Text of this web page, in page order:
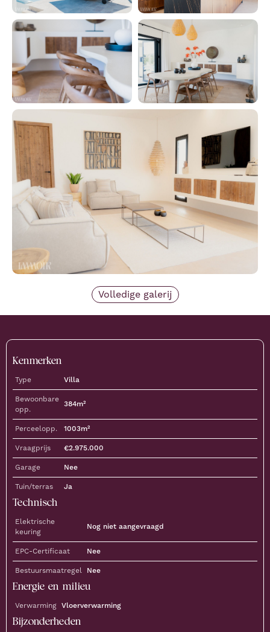
Volledige galerij
Kenmerken
Type Villa
Bewoonbare
opp.
384m²
Perceelopp. 1003m²
Vraagprijs €2.975.000
Garage Nee
Tuin/terras Ja
Technisch
Elektrische
keuring
Nog niet aangevraagd
EPC-Certificaat Nee
Bestuursmaatregel Nee
Energie en milieu
Verwarming Vloerverwarming
Bijzonderheden